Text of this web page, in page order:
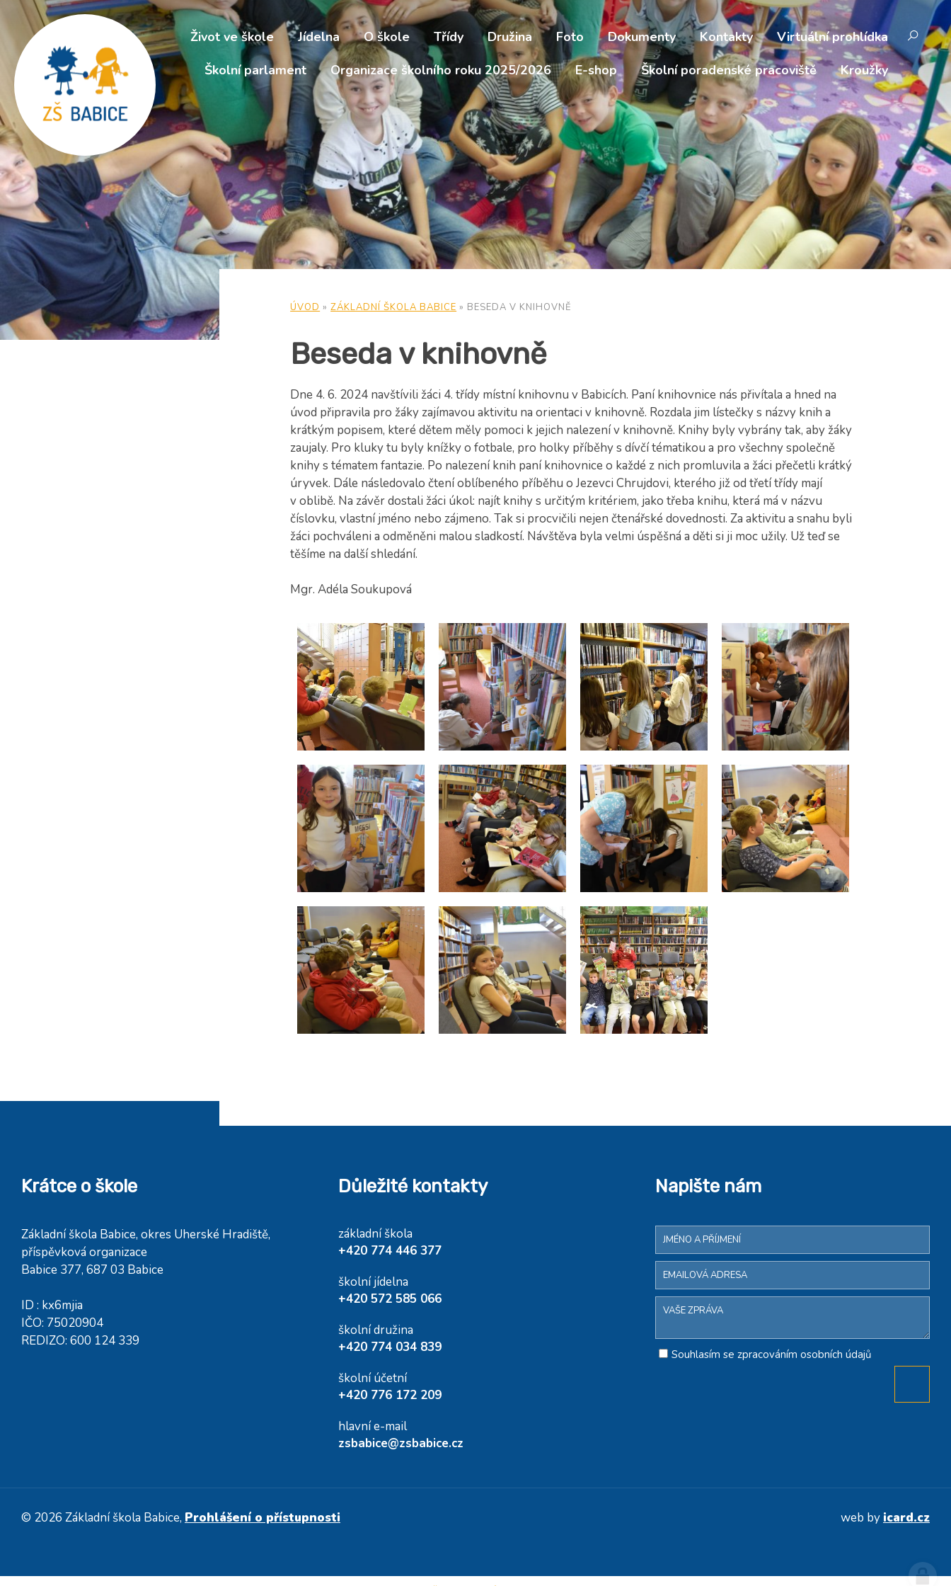
Život ve škole Jídelna O škole Třídy Družina Foto Dokumenty Kontakty
Virtuální prohlídka
Školní parlament
Organizace školního roku 2025/2026 E-shop Školní poradenské pracoviště Kroužky
ÚVOD » ZÁKLADNÍ ŠKOLA BABICE » BESEDA V KNIHOVNĚ
Beseda v knihovně
Dne 4. 6. 2024 navštívili žáci 4. třídy místní knihovnu v Babicích. Paní knihovnice nás přivítala a hned na
úvod připravila pro žáky zajímavou aktivitu na orientaci v knihovně. Rozdala jim lístečky s názvy knih a
krátkým popisem, které dětem měly pomoci k jejich nalezení v knihovně. Knihy byly vybrány tak, aby žáky
zaujaly. Pro kluky tu byly knížky o fotbale, pro holky příběhy s dívčí tématikou a pro všechny společně
knihy s tématem fantazie. Po nalezení knih paní knihovnice o každé z nich promluvila a žáci přečetli krátký
úryvek. Dále následovalo čtení oblíbeného příběhu o Jezevci Chrujdovi, kterého již od třetí třídy mají
v oblibě. Na závěr dostali žáci úkol: najít knihy s určitým kritériem, jako třeba knihu, která má v názvu
číslovku, vlastní jméno nebo zájmeno. Tak si procvičili nejen čtenářské dovednosti. Za aktivitu a snahu byli
žáci pochváleni a odměněni malou sladkostí. Návštěva byla velmi úspěšná a děti si ji moc užily. Už teď se
těšíme na další shledání.
Mgr. Adéla Soukupová
Krátce o škole
Základní škola Babice, okres Uherské Hradiště,
příspěvková organizace
Babice 377, 687 03 Babice
ID : kx6mjia
IČO: 75020904
REDIZO: 600 124 339
Důležité kontakty
základní škola
+420 774 446 377
školní jídelna
+420 572 585 066
školní družina
+420 774 034 839
školní účetní
+420 776 172 209
hlavní e-mail
zsbabice@zsbabice.cz
Napište nám
Souhlasím se zpracováním osobních údajů
© 2026 Základní škola Babice, Prohlášení o přístupnosti web by icard.cz